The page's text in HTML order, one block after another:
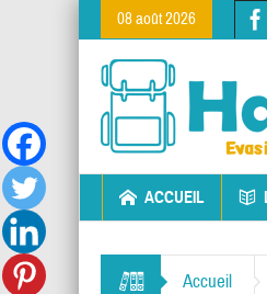
08 août 2026
ACCUEIL
Accueil